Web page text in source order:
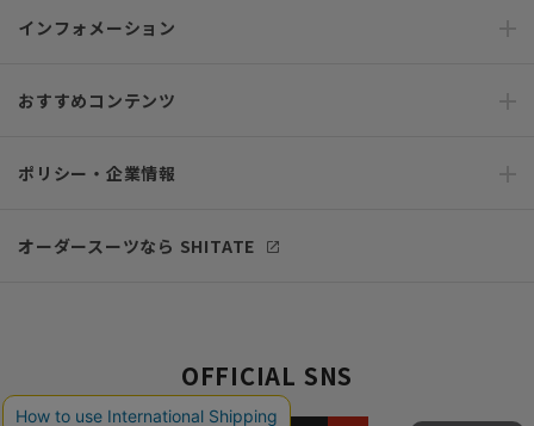
インフォメーション
おすすめコンテンツ
ポリシー・企業情報
オーダースーツなら SHITATE
OFFICIAL SNS